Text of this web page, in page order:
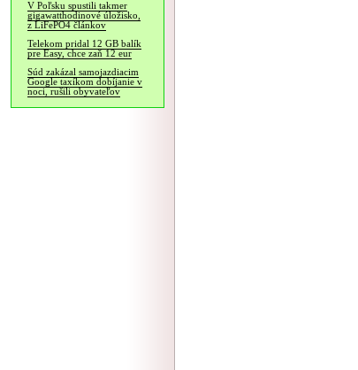
V Poľsku spustili takmer
gigawatthodinové úložisko,
z LiFePO4 článkov
Telekom pridal 12 GB balík
pre Easy, chce zaň 12 eur
Súd zakázal samojazdiacim
Google taxíkom dobíjanie v
noci, rušili obyvateľov